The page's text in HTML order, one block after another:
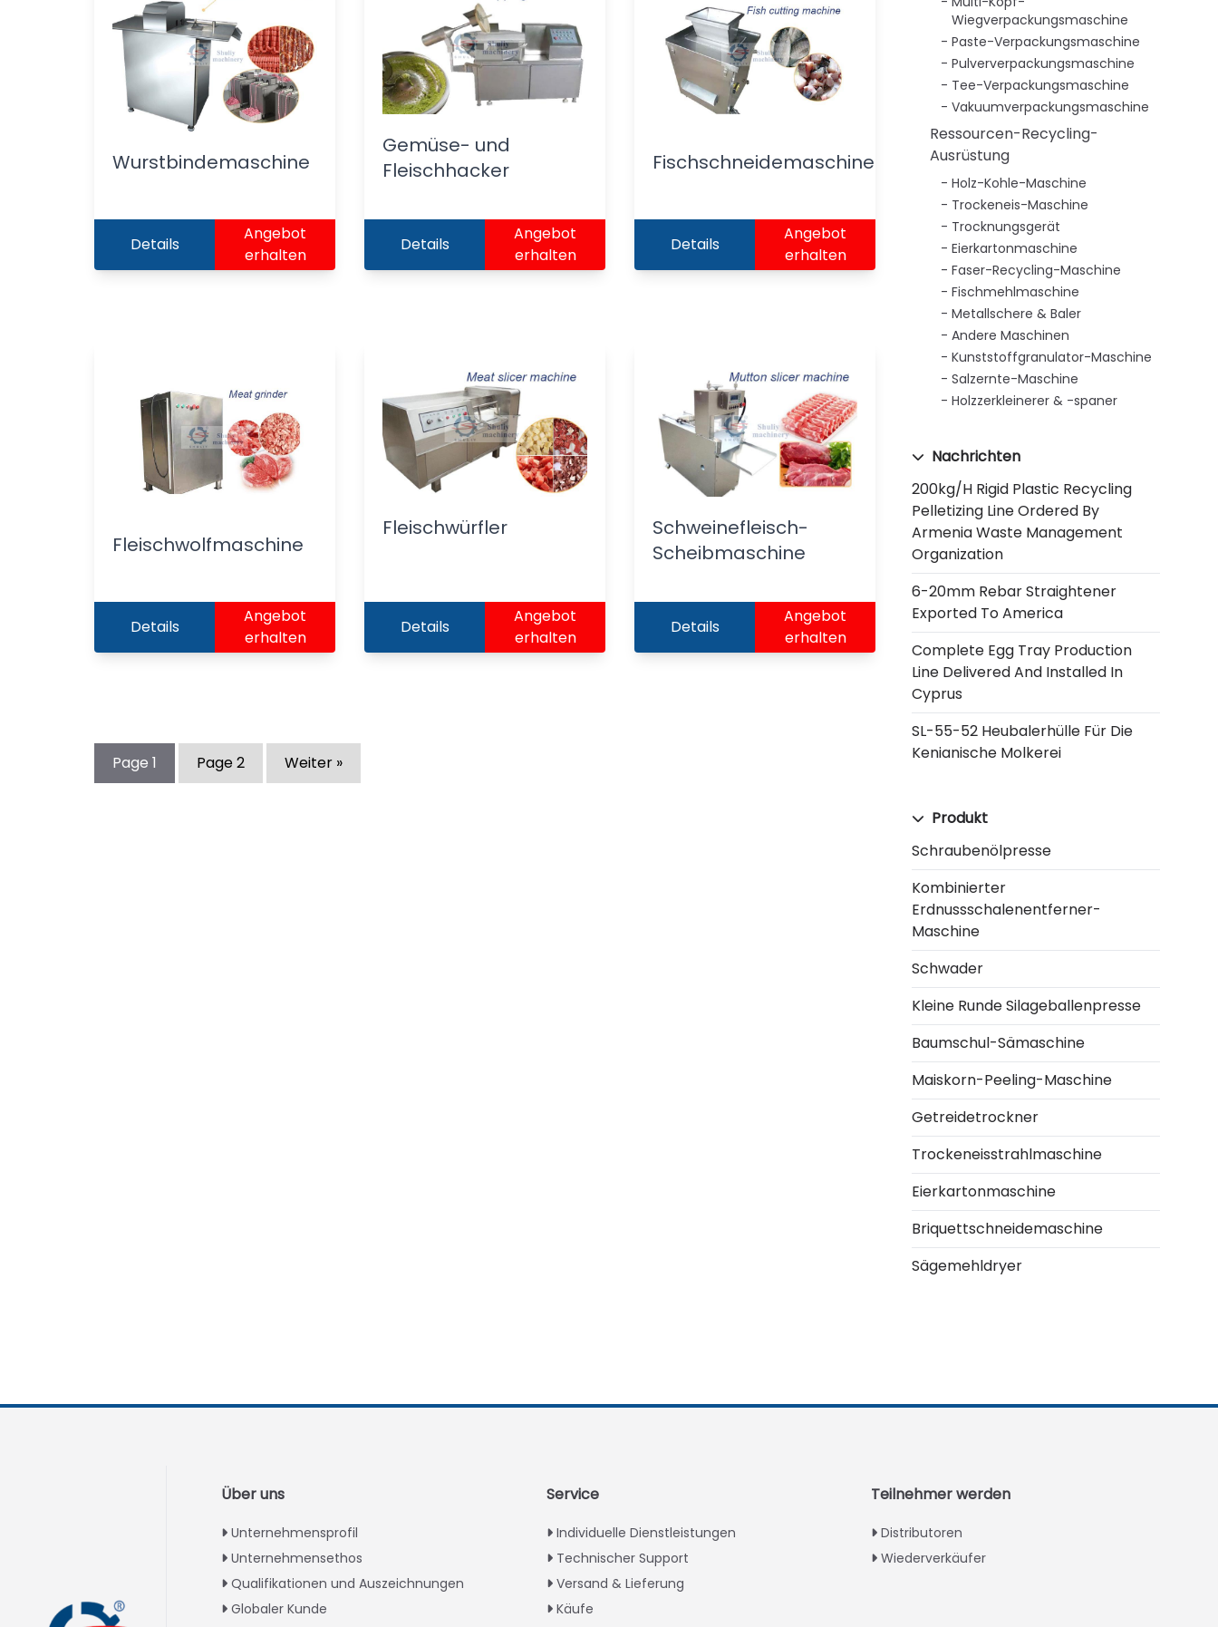
Wiegverpackungsmaschine
Paste-Verpackungsmaschine
Pulververpackungsmaschine
Tee-Verpackungsmaschine
Vakuumverpackungsmaschine
Ressourcen-Recycling-
Ausrüstung
Holz-Kohle-Maschine
Trockeneis-Maschine
Trocknungsgerät
Eierkartonmaschine
Faser-Recycling-Maschine
Fischmehlmaschine
Metallschere & Baler
Andere Maschinen
Kunststoffgranulator-Maschine
Salzernte-Maschine
Holzzerkleinerer & -spaner
Nachrichten
200kg/h Rigid Plastic Recycling
Pelletizing Line Ordered By
Armenia Waste Management
Organization
6-20mm Rebar Straightener
Exported To America
Complete Egg Tray Production
Line Delivered And Installed In
Cyprus
SL-55-52 Heubalerhülle Für Die
Kenianische Molkerei
Produkt
Schraubenölpresse
Kombinierter
Erdnussschalenentferner-
Maschine
Schwader
Kleine Runde Silageballenpresse
Baumschul-Sämaschine
Maiskorn-Peeling-Maschine
Getreidetrockner
Trockeneisstrahlmaschine
Eierkartonmaschine
Briquettschneidemaschine
Sägemehldryer
Wurstbindemaschine
Details
Angebot
erhalten
Gemüse- und
Fleischhacker
Details
Angebot
erhalten
Fischschneidemaschine
Details
Angebot
erhalten
Fleischwolfmaschine
Details
Angebot
erhalten
Fleischwürfler
Details
Angebot
erhalten
Schweinefleisch-
Scheibmaschine
Details
Angebot
erhalten
Page 1 Page2 Weiter »
Über uns
Unternehmensprofil
Unternehmensethos
Qualifikationen und Auszeichnungen
Globaler Kunde
Service
Individuelle Dienstleistungen
Technischer Support
Versand & Lieferung
Käufe
Teilnehmer werden
Distributoren
Wiederverkäufer
Indonesian
Urdu